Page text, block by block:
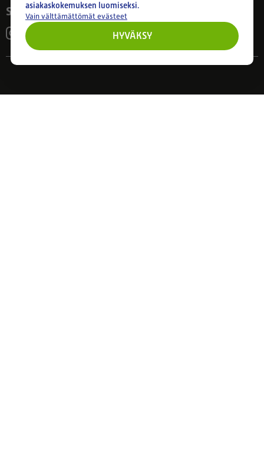
Seuraa meitä
asiakaskokemuksen luomiseksi.
Vain välttämättömät evästeet
HYVÄKSY